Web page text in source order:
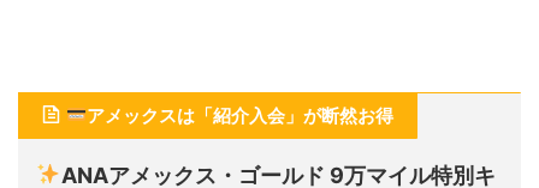
アメックスは「紹介入会」が断然お得
ANAアメックス・ゴールド 9万マイル特別キ